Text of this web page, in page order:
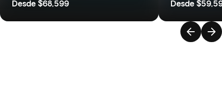
Desde $68,599 Desde